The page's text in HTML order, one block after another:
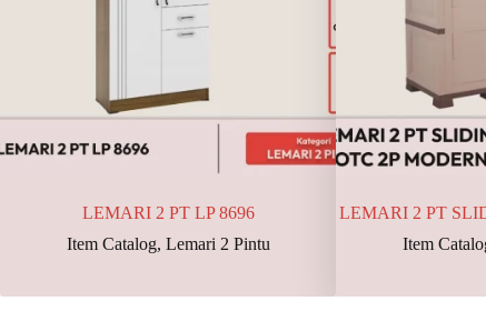
LEMARI 2 PT LP 8696
Item Catalog, Lemari 2 Pintu
LEMARI 2 PT
Item